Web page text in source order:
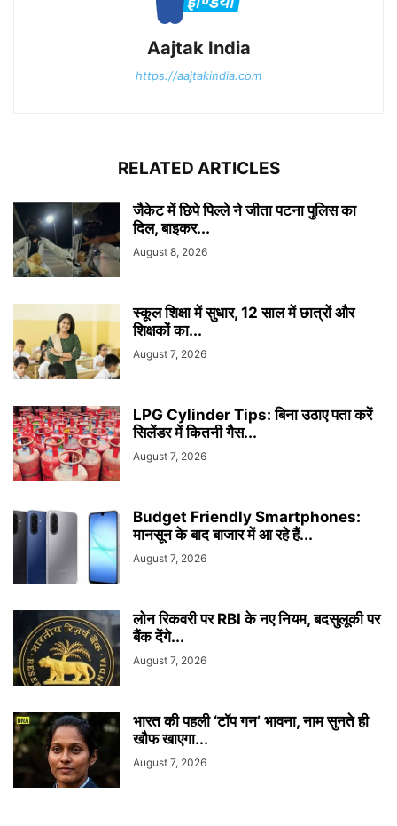
Aajtak India
https://aajtakindia.com
RELATED ARTICLES
जैकेट में छिपे पिल्ले ने जीता पटना पुलिस का
दिल, बाइकर...
August 8, 2026
स्कूल शिक्षा में सुधार, 12 साल में छात्रों और
शिक्षकों का...
August 7, 2026
LPG Cylinder Tips: बिना उठाए पता करें
सिलेंडर में कितनी गैस...
August 7, 2026
Budget Friendly Smartphones:
मानसून के बाद बाजार में आ रहे हैं...
August 7, 2026
लोन रिकवरी पर RBI के नए नियम, बदसुलूकी पर
बैंक देंगे...
August 7, 2026
भारत की पहली ‘टॉप गन’ भावना, नाम सुनते ही
खौफ खाएगा...
August 7, 2026